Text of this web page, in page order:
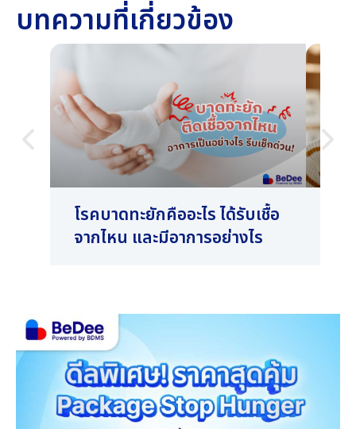
บทความที่เกี่ยวข้อง
โรคบาดทะยักคืออะไร ได้รับเชื้อ
จากไหน และมีอาการอย่างไร